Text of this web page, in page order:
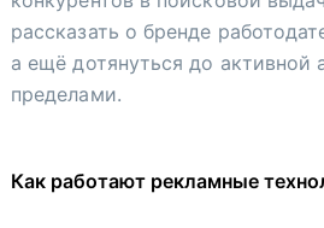
рассказать о бренде
а ещё дотянуться до активной
пределами.
Как работают рекламные